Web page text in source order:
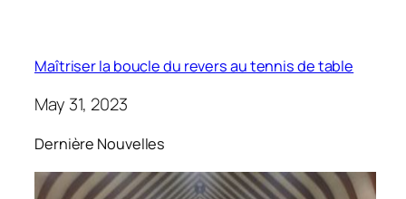
Maîtriser la boucle du revers au tennis de table
May 31, 2023
Dernière Nouvelles